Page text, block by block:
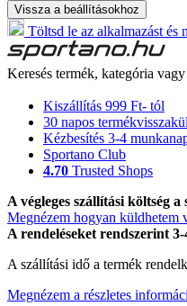
Vissza a beállításokhoz
Töltsd le az alkalmazást
Keresés termék, kategória
Kiszállítás 999 Ft- tól
30 napos
Kézbesítés 3-4
Sportano Club
4.70 Trusted Shops
A végleges szállítási költség
Megnézem hogyan küldhetem
A rendeléseket rendszerint
A szállítási idő a termék
Megnézem a részletes